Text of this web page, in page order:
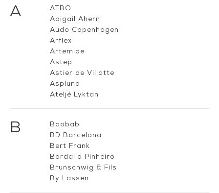
A
ATBO
Abigail Ahern
Audo Copenhagen
Arflex
Artemide
Astep
Astier de Villatte
Asplund
Ateljé Lyktan
B
Baobab
BD Barcelona
Bert Frank
Bordallo Pinheiro
Brunschwig & Fils
By Lassen